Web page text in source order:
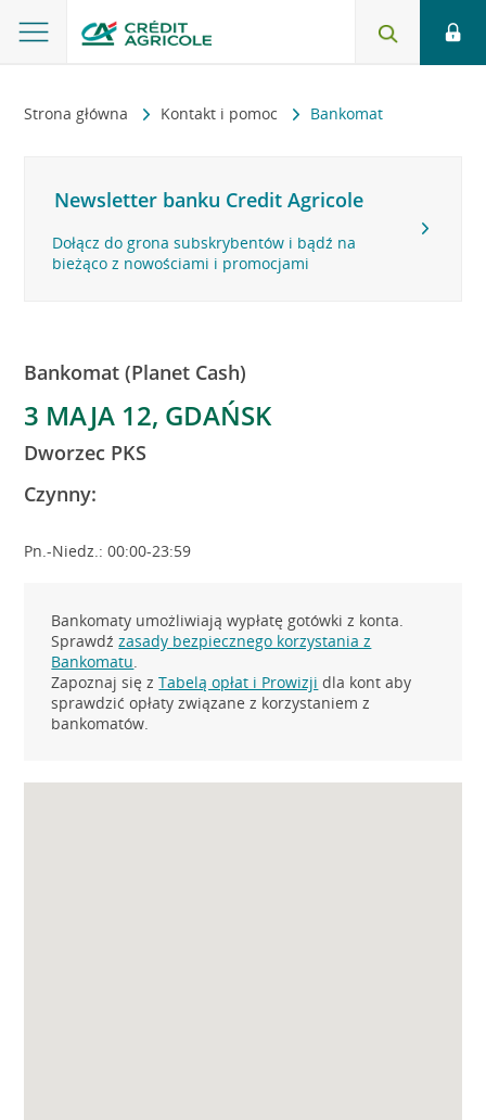
Strona główna Kontakt i pomoc Bankomat
Newsletter banku Credit Agricole
Dołącz do grona subskrybentów i bądź na
bieżąco z nowościami i promocjami
Bankomat (Planet Cash)
3 MAJA 12, GDAŃSK
Dworzec PKS
Czynny:
Pn.-Niedz.: 00:00-23:59
Bankomaty umożliwiają wypłatę gotówki z konta.
Sprawdźzasady bezpiecznego korzystania z
Bankomatu.
Zapoznaj się zTabelą opłat i Prowizji dla kont aby
sprawdzić opłaty związane z korzystaniem z
bankomatów.